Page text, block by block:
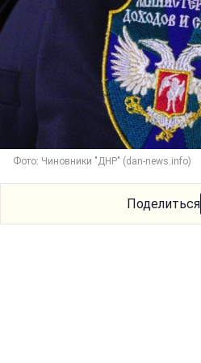
Фото: Чиновники "ДНР" (dan-news.info)
Поделиться